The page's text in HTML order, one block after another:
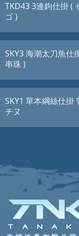
TKD43 3連鉤仕掛 (
ゴ )
SKY3 海潮太刀魚仕
串珠 )
SKY1 單本綱絲仕掛
チヌ